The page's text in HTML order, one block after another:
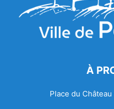
À
Place du Château